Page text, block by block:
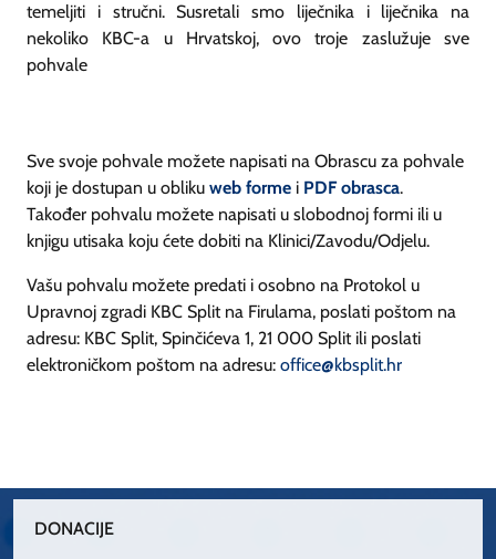
temeljiti i stručni. Susretali smo liječnika i liječnika na
nekoliko KBC-a u Hrvatskoj, ovo troje zaslužuje sve
pohvale
Sve svoje pohvale možete napisati na Obrascu za pohvale
koji je dostupan u obliku web forme i PDF obrasca.
Također pohvalu možete napisati u slobodnoj formi ili u
knjigu utisaka koju ćete dobiti na Klinici/Zavodu/Odjelu.
Vašu pohvalu možete predati i osobno na Protokol u
Upravnoj zgradi KBC Split na Firulama, poslati poštom na
adresu: KBC Split, Spinčićeva 1, 21 000 Split ili poslati
elektroničkom poštom na adresu: office@kbsplit.hr
DONACIJE